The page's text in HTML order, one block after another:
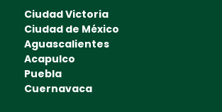
Ciudad Victoria
Ciudad de México
Aguascalientes
Acapulco
Puebla
Cuernavaca